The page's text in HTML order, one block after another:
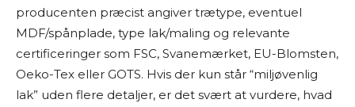
producenten præcist angiver trætype, eventuel
MDF/spånplade, type lak/maling og relevante
certificeringer som FSC, Svanemærket, EU-Blomsten,
Oeko-Tex eller GOTS. Hvis der kun står “miljøvenlig
lak” uden flere detaljer, er det svært at vurdere, hvad